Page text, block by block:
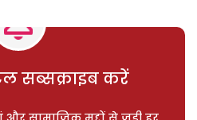
सब्सक्राइब करें